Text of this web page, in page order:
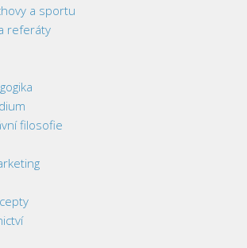
a sportu
referáty
filosofie